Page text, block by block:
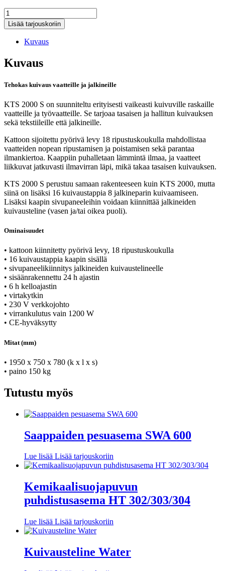
Kuivauskaappi
KTS
2000
Lisää tarjouskoriin
Kuvaus
Kuvaus
Tehokas kuivaus vaatteille ja jalkineille
KTS 2000 S on suunniteltu erityisesti vaikeasti kuivuville raskaille
vaatteille ja työvaatteille. Se tarjoaa tasaisen ja hallitun kuivauksen
sekä tekstiileille että jalkineille.
Kattoon sijoitettu pyörivä levy 18 ripustuskoukulla mahdollistaa
vaatteiden nopean ripustamisen ja poistamisen sekä parantaa
ilmankiertoa. Kaappiin puhalletaan lämmintä ilmaa, ja vaatteet
liikkuvat jatkuvasti ilmavirran läpi, mikä takaa tasaisen kuivauksen.
KTS 2000 S perustuu samaan rakenteeseen kuin KTS 2000, mutta
siinä on lisäksi 16 kuivaustappia 8 jalkineparin kuivaamiseen.
Lisäksi kaapin sivupaneeleihin voidaan kiinnittää jalkineiden
kuivausteline (vasen ja/tai oikea puoli).
Ominaisuudet
• kattoon kiinnitetty pyörivä levy, 18 ripustuskoukulla
• 16 kuivaustappia kaapin sisällä
• sivupaneelikiinnitys jalkineiden kuivaustelineelle
• sisäänrakennettu 24 h ajastin
• 6 h kelloajastin
• virtakytkin
• 230 V verkkojohto
• virrankulutus vain 1200 W
• CE-hyväksytty
Mitat (mm)
• 1950 x 750 x 780 (k x l x s)
• paino 150 kg
Tutustu myös
Saappaiden pesuasema SWA 600
Lue lisää Lisää tarjouskoriin
Kemikaalisuojapuvun
puhdistusasema HT 302/303/304
Lue lisää Lisää tarjouskoriin
Kuivausteline Water